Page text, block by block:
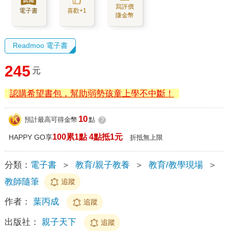
電子書 喜歡+1
寫評價
賺金幣
Readmoo 電子書
245 元
認購希望書包，幫助弱勢孩童上學不中斷！
預計最高可得金幣 10點 ?
HAPPY GO享100累1點 4點抵1元 折抵無上限
分類： 電子書 ＞ 教育/親子教養 ＞ 教育/教學現場
＞
教師隨筆
追蹤
作者： 葉丙成 追蹤
出版社： 親子天下 追蹤